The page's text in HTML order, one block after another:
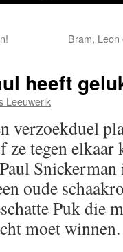
Bram,
heeft
Leeuwerik
verzoekduel
ze tegen elkaar
oude
Puk die
moet winnen.